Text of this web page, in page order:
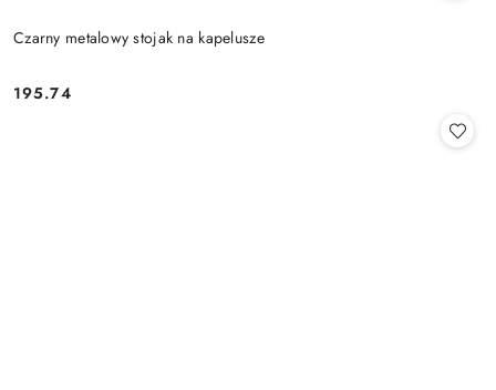
Czarny metalowy stojak na kapelusze
Cena:
195.74